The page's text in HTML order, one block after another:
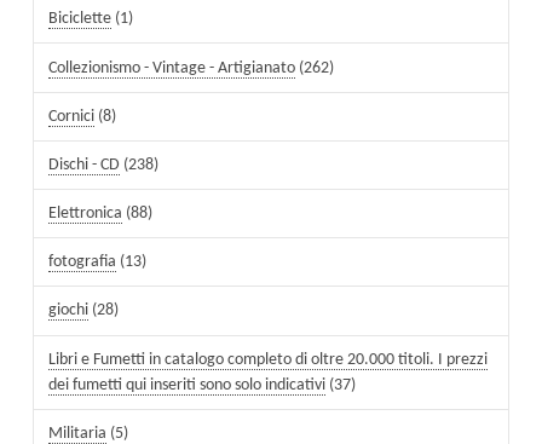
Biciclette (1)
Collezionismo - Vintage - Artigianato (262)
Cornici (8)
Dischi - CD (238)
Elettronica (88)
fotografia (13)
giochi (28)
Libri e Fumetti in catalogo completo di oltre 20.000 titoli. I prezzi
dei fumetti qui inseriti sono solo indicativi (37)
Militaria (5)